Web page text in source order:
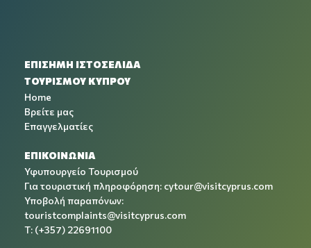
ΕΠΙΣΗΜΗ ΙΣΤΟΣΕΛΙΔΑ
ΤΟΥΡΙΣΜΟΥ ΚΥΠΡΟΥ
Home
Βρείτε μας
Επαγγελματίες
ΕΠΙΚΟΙΝΩΝΙΑ
Υφυπουργείο Τουρισμού
Για τουριστική πληροφόρηση: cytour@visitcyprus.com
Υποβολή παραπόνων:
touristcomplaints@visitcyprus.com
T: (+357) 22691100